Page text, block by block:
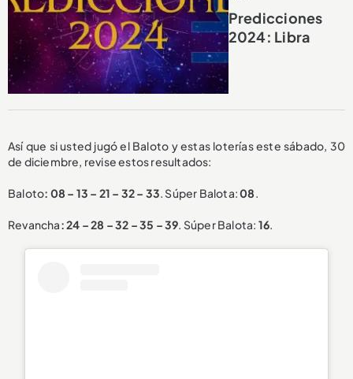
Predicciones
2024: Libra
Así que si usted jugó el Baloto y estas loterías este sábado, 30
de diciembre, revise estos resultados:
Baloto: 08 – 13 – 21 – 32 – 33. Súper Balota:08.
Revancha:24 – 28 – 32 – 35 – 39. Súper Balota: 16.